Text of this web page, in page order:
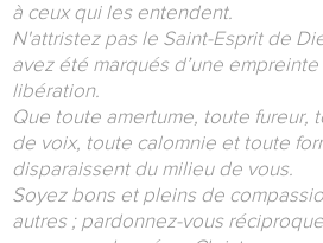
à ceux qui les entendent.
N'attristez pas le Saint-Esprit de
avez été marqués d’une
libération.
Que toute amertume, toute fureur,
de voix, toute calomnie et toute
disparaissent du milieu de vous.
Soyez bons et pleins de
autres ; pardonnez-vous